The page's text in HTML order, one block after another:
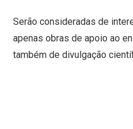
Serão consideradas de
apenas obras de apoio ao
também de divulgação